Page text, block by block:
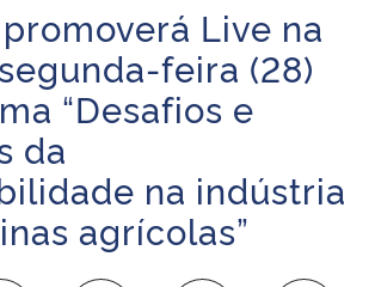
Pecuária e Abastecimento
promoverá Live na
feira (28)
“Desafios e
da
na indústria
agrícolas”